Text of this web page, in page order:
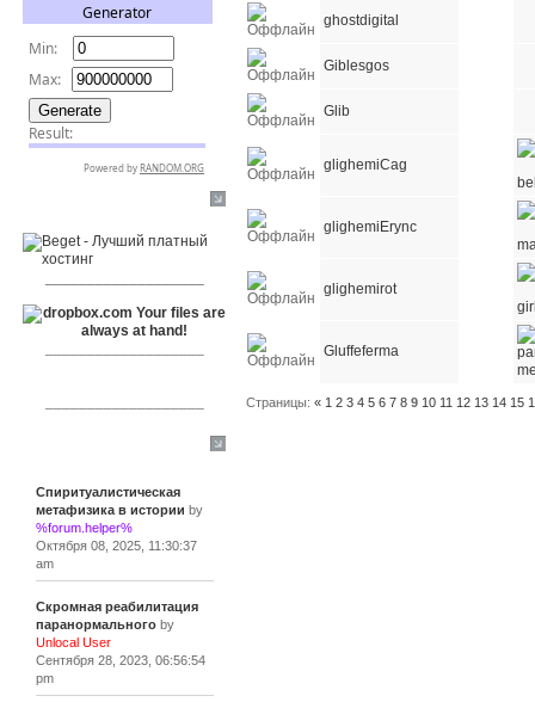
Спиритуалистическая
метафизика в истории by
%forum.helper%
Октября 08, 2025, 11:30:37
am
Скромная реабилитация
паранормальногоby
Unlocal User
Сентября 28, 2023, 06:56:54
pm
ghostdigital
Giblesgos
Glib
glighemiCag
glighemiErync
glighemirot
Gluffeferma
Страницы:« 1 2 3 4 5 6 7 8 9 10 11 12 13 14 15